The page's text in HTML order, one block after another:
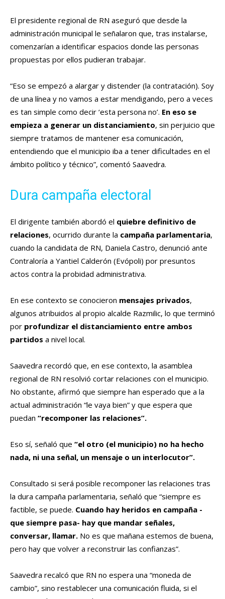
El presidente regional de RN aseguró que desde la
administración municipal le señalaron que, tras instalarse,
comenzarían a identificar espacios donde las personas
propuestas por ellos pudieran trabajar.
“Eso se empezó a alargar y distender (la contratación). Soy
de una línea y no vamos a estar mendigando, pero a veces
es tan simple como decir ‘esta persona no’. En eso se
empieza a generar un distanciamiento, sin perjuicio que
siempre tratamos de mantener esa comunicación,
entendiendo que el municipio iba a tener dificultades en el
ámbito político y técnico”, comentó Saavedra.
Dura campaña electoral
El dirigente también abordó el quiebre definitivo de
relaciones, ocurrido durante la campaña parlamentaria,
cuando la candidata de RN, Daniela Castro, denunció ante
Contraloría a Yantiel Calderón (Evópoli) por presuntos
actos contra la probidad administrativa.
En ese contexto se conocieron mensajes privados,
algunos atribuidos al propio alcalde Razmilic, lo que terminó
por profundizar el distanciamiento entre ambos
partidos a nivel local.
Saavedra recordó que, en ese contexto, la asamblea
regional de RN resolvió cortar relaciones con el municipio.
No obstante, afirmó que siempre han esperado que a la
actual administración “le vaya bien” y que espera que
puedan “recomponer las relaciones”.
Eso sí, señaló que “el otro (el municipio) no ha hecho
nada, ni una señal, un mensaje o un interlocutor”.
Consultado si será posible recomponer las relaciones tras
la dura campaña parlamentaria, señaló que “siempre es
factible, se puede. Cuando hay heridos en campaña -
que siempre pasa- hay que mandar señales,
conversar, llamar. No es que mañana estemos de buena,
pero hay que volver a reconstruir las confianzas”.
Saavedra recalcó que RN no espera una “moneda de
cambio”, sino restablecer una comunicación fluida, si el